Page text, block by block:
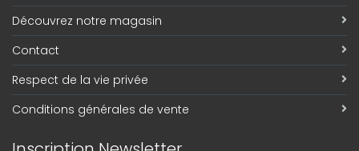
Découvrez notre magasin
Contact
Respect de la vie privée
Conditions générales de vente